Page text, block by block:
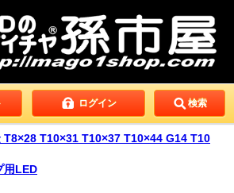
ログイン 検索
T8×28 T10×31 T10×37 T10×44 G14 T10
用LED